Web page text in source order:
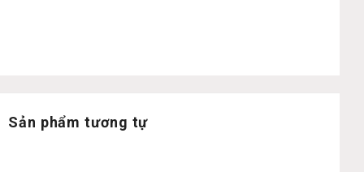
Sản phẩm tương tự